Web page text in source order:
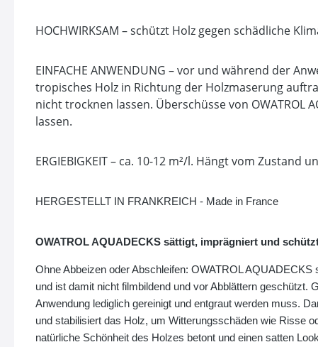
HOCHWIRKSAM – schützt Holz gegen schädliche
EINFACHE ANWENDUNG – vor und während der
tropisches Holz in Richtung der Holzmaserung
nicht trocknen lassen. Überschüsse von OWATROL
lassen.
ERGIEBIGKEIT – ca. 10-12 m²/l. Hängt vom Zustand
HERGESTELLT IN FRANKREICH - Made in France
OWATROL AQUADECKS sättigt, imprägniert und
Ohne Abbeizen oder Abschleifen: OWATROL
und ist damit nicht filmbildend und vor Abblättern
Anwendung lediglich gereinigt und entgraut werden muss.
und stabilisiert das Holz, um Witterungsschäden wie Risse
natürliche Schönheit des Holzes betont und einen satten